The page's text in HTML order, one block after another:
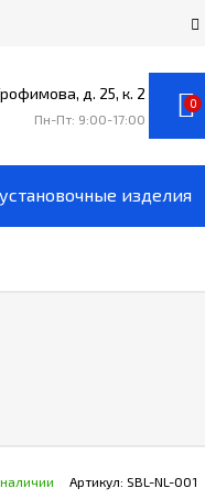
д. 25, к. 2
Пн-Пт: 9:00-17:00
0
изделия
Артикул: SBL-NL-001